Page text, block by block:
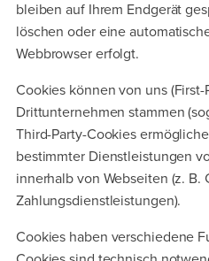
bleiben auf Ihrem Endgerät
löschen oder eine
Webbrowser erfolgt.
Cookies können von uns
Drittunternehmen stammen
Third-Party-Cookies
bestimmter Dienstleistungen
innerhalb von Webseiten (z.
Zahlungsdienstleistungen).
Cookies haben verschiedene